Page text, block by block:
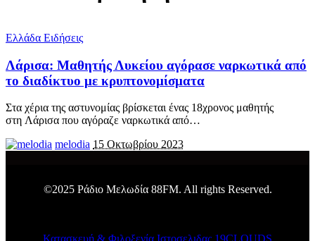
Ελλάδα Ειδήσεις
Λάρισα: Μαθητής Λυκείου αγόρασε ναρκωτικά από
το διαδίκτυο με κρυπτονομίσματα
Στα χέρια της αστυνομίας βρίσκεται ένας 18χρονος μαθητής
στη Λάρισα που αγόραζε ναρκωτικά από…
melodia 15 Οκτωβρίου 2023
©2025 Ράδιο Μελωδία 88FM. All rights Reserved.